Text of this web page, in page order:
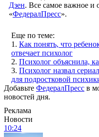
Дзен. Все самое важное и
«ФедералПресс».
Еще по теме:
1. Как понять, что
отвечает психолог
2. Психолог объяснила,
3. Психолог назвал
для подростковой
Добавьте ФедералПресс в
новостей дня.
Реклама
Новости
10:24